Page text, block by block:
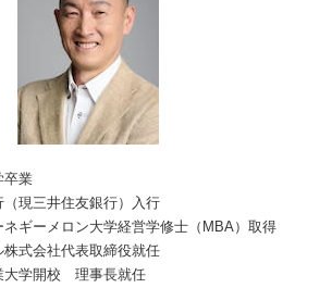
卒業
（現三井住友銀行）入行
ネギーメロン大学経営学修士（MBA）取得
株式会社代表取締役就任
大学開校 理事長就任